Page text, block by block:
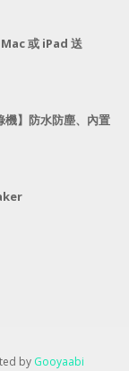
或 iPad 送
機】防水防塵、內置
by Gooyaabi